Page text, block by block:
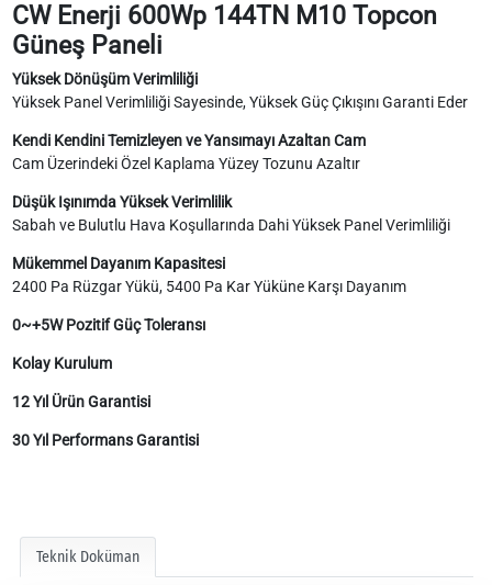
CW Enerji 600Wp 144TN M10 Topcon
Güneş Paneli
Yüksek Dönüşüm Verimliliği
Yüksek Panel Verimliliği Sayesinde, Yüksek Güç Çıkışını Garanti Eder
Kendi Kendini Temizleyen ve Yansımayı Azaltan Cam
Cam Üzerindeki Özel Kaplama Yüzey Tozunu Azaltır
Düşük Işınımda Yüksek Verimlilik
Sabah ve Bulutlu Hava Koşullarında Dahi Yüksek Panel Verimliliği
Mükemmel Dayanım Kapasitesi
2400 Pa Rüzgar Yükü, 5400 Pa Kar Yüküne Karşı Dayanım
0~+5W Pozitif Güç Toleransı
Kolay Kurulum
12 Yıl Ürün Garantisi
30 Yıl Performans Garantisi
Teknik Doküman